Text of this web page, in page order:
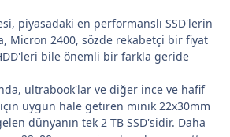
piyasadaki en performanslı SSD'lerin
Micron 2400, sözde rekabetçi bir fiyat
bile önemli bir farkla geride
ultrabook'lar ve diğer ince ve hafif
uygun hale getiren minik 22x30mm
dünyanın tek 2 TB SSD'sidir. Daha